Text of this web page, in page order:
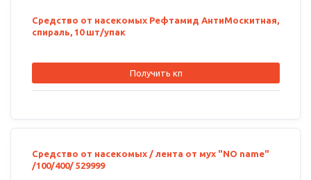
Средство от насекомых Рефтамид АнтиМоскитная,
спираль, 10 шт/упак
Получить кп
Средство от насекомых / лента от мух "NO name"
/100/400/ 529999